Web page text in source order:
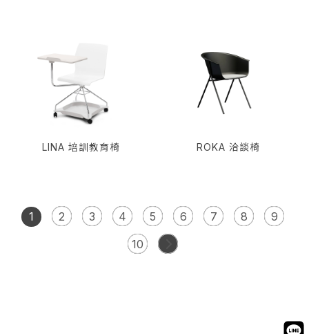
LINA 培訓教育椅 ROKA 洽談椅
1 2 3 4 5 6 7 8
9
10